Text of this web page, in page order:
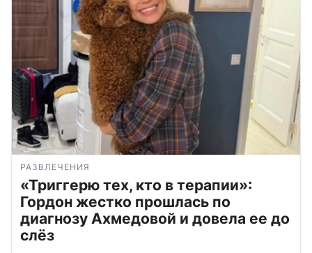
РАЗВЛЕЧЕНИЯ
«Триггерю тех, кто в терапии»:
Гордон жестко прошлась по
диагнозу Ахмедовой и довела ее до
слёз